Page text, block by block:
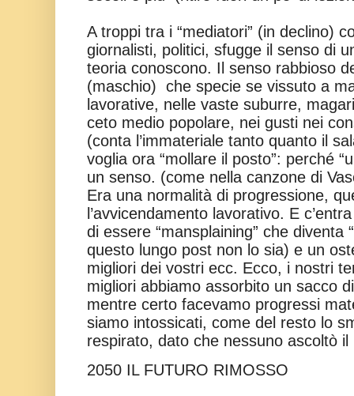
A troppi tra i “mediatori” (in declino)
giornalisti, politici, sfugge il senso di
teoria conoscono. Il senso rabbioso
(maschio) che specie se vissuto a
lavorative, nelle vaste suburre,
ceto medio popolare, nei gusti nei
(conta l’immateriale tanto quanto il
voglia ora “mollare il posto”: perché
un senso. (come nella canzone di
Era una normalità di progressione,
l’avvicendamento lavorativo. E
di essere “mansplaining” che diventa
questo lungo post non lo sia) e un
migliori dei vostri ecc. Ecco, i nostri
migliori abbiamo assorbito un sacco
mentre certo facevamo progressi
siamo intossicati, come del resto lo
respirato, dato che nessuno ascoltò
2050 IL FUTURO RIMOSSO